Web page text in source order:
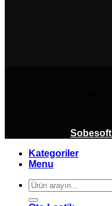
Sobesoft
Kategoriler
Menu
Ara: